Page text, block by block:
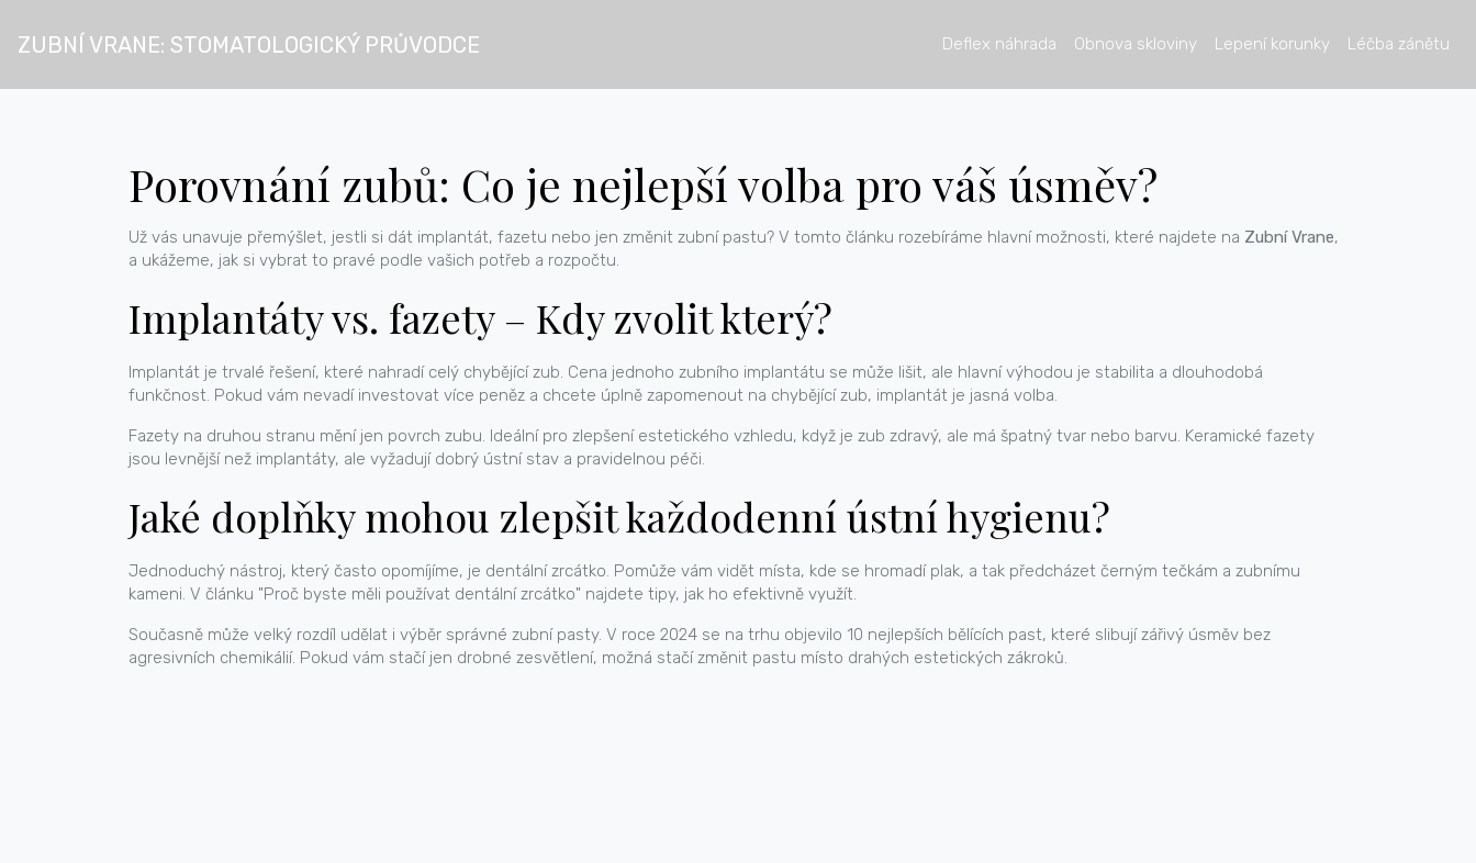
ZUBNÍ VRANE: STOMATOLOGICKÝ PRŮVODCE Deflex náhrada Obnova skloviny Lepení korunky Léčba zánětu
Porovnání zubů: Co je nejlepší volba pro váš úsměv?
Už vás unavuje přemýšlet, jestli si dát implantát, fazetu nebo jen změnit zubní pastu? V tomto článku rozebíráme hlavní možnosti, které najdete na Zubní Vrane,
a ukážeme, jak si vybrat to pravé podle vašich potřeb a rozpočtu.
Implantáty vs. fazety – Kdy zvolit který?
Implantát je trvalé řešení, které nahradí celý chybějící zub. Cena jednoho zubního implantátu se může lišit, ale hlavní výhodou je stabilita a dlouhodobá
funkčnost. Pokud vám nevadí investovat více peněz a chcete úplně zapomenout na chybějící zub, implantát je jasná volba.
Fazety na druhou stranu mění jen povrch zubu. Ideální pro zlepšení estetického vzhledu, když je zub zdravý, ale má špatný tvar nebo barvu. Keramické fazety
jsou levnější než implantáty, ale vyžadují dobrý ústní stav a pravidelnou péči.
Jaké doplňky mohou zlepšit každodenní ústní hygienu?
Jednoduchý nástroj, který často opomíjíme, je dentální zrcátko. Pomůže vám vidět místa, kde se hromadí plak, a tak předcházet černým tečkám a zubnímu
kameni. V článku "Proč byste měli používat dentální zrcátko" najdete tipy, jak ho efektivně využít.
Současně může velký rozdíl udělat i výběr správné zubní pasty. V roce 2024 se na trhu objevilo 10 nejlepších bělících past, které slibují zářivý úsměv bez
agresivních chemikálií. Pokud vám stačí jen drobné zesvětlení, možná stačí změnit pastu místo drahých estetických zákroků.